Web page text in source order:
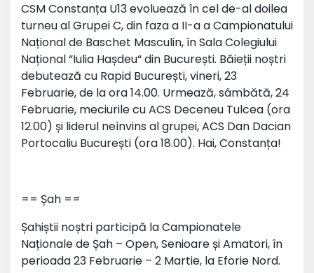
CSM Constanța U13 evoluează în cel de-al doilea
turneu al Grupei C, din faza a II-a a Campionatului
Național de Baschet Masculin, în Sala Colegiului
Național “Iulia Hașdeu“ din București. Băieții noștri
debutează cu Rapid București, vineri, 23
Februarie, de la ora 14.00. Urmează, sâmbătă, 24
Februarie, meciurile cu ACS Deceneu Tulcea (ora
12.00) și liderul neînvins al grupei, ACS Dan Dacian
Portocaliu București (ora 18.00). Hai, Constanța!
== Șah ==
Șahiștii noștri participă la Campionatele
Naționale de Șah – Open, Senioare și Amatori, în
perioada 23 Februarie – 2 Martie, la Eforie Nord.